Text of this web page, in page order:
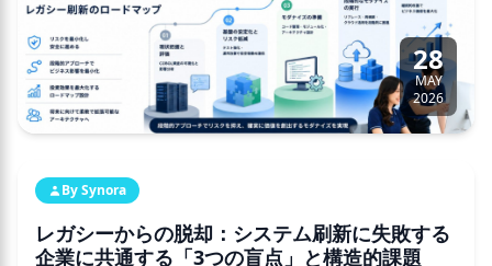
28
MAY
2026
By Synora
レガシーからの脱却：システム刷新に失敗する
企業に共通する「3つの盲点」と構造的課題